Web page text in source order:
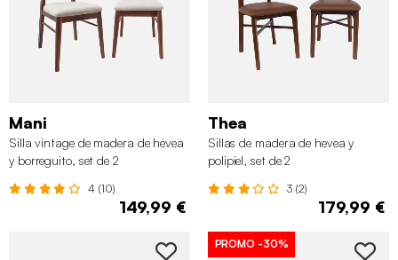
Mani
Silla vintage de madera de hévea
y borreguito, set de 2
4 (10)
149,99 €
Thea
Sillas de madera de hevea y
polipiel, set de 2
3 (2)
179,99 €
PROMO -30%